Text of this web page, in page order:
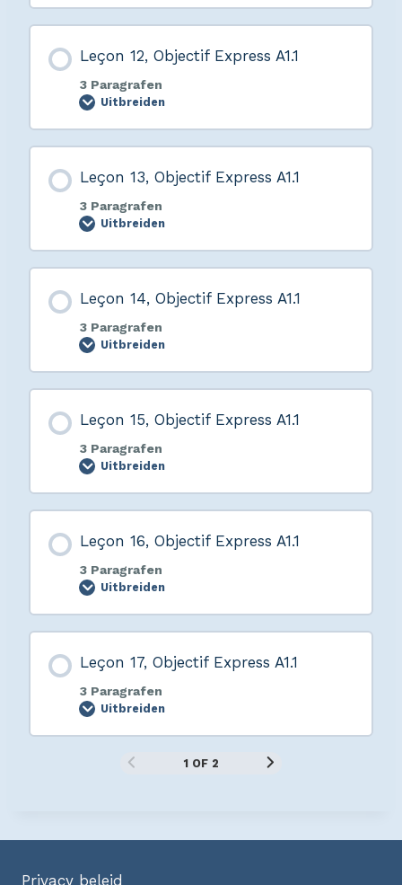
Leçon 12, Objectif Express A1.1
3 Paragrafen
Uitbreiden
Leçon 13, Objectif Express A1.1
3 Paragrafen
Uitbreiden
Leçon 14, Objectif Express A1.1
3 Paragrafen
Uitbreiden
Leçon 15, Objectif Express A1.1
3 Paragrafen
Uitbreiden
Leçon 16, Objectif Express A1.1
3 Paragrafen
Uitbreiden
Leçon 17, Objectif Express A1.1
3 Paragrafen
Uitbreiden
1 OF 2
Privacy beleid